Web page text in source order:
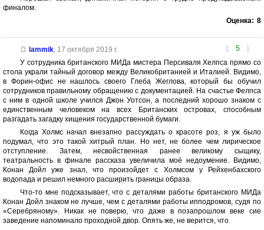
финалом.
Оценка: 8
[ 5 ]
lammik, 17 октября 2019 г.
У сотрудника британского МИДа мистера Персиваля Хелпса прямо со
стола украли тайный договор между Великобританией и Италией. Видимо,
в Форин-офис не нашлось своего Глеба Жеглова, который бы обучил
сотрудников правильному обращению с документацией. На счастье Фелпса
с ним в одной школе учился Джон Уотсон, а последний хорошо знаком с
единственным человеком на всех Британских островах, способным
разгадать загадку хищения государственной бумаги.
Когда Холмс начал внезапно рассуждать о красоте роз, я уж было
подумал, что это такой хитрый план. Но нет, не более чем лирическое
отступление. Затем, несвойственная ранее великому сыщику,
театральность в финале рассказа увеличила моё недоумение. Видимо,
Конан Дойл уже знал, что произойдет с Холмсом у Рейхенбахского
водопада и решил немного расширить границы образа.
Что-то мне подсказывает, что с деталями работы британского МИДа
Конан Дойл знаком не лучше, чем с деталями работы ипподромов, судя по
«Серебряному». Никак не поверю, что даже в позапрошлом веке сие
заведение напоминало проходной двор. Опять же, не верится, что